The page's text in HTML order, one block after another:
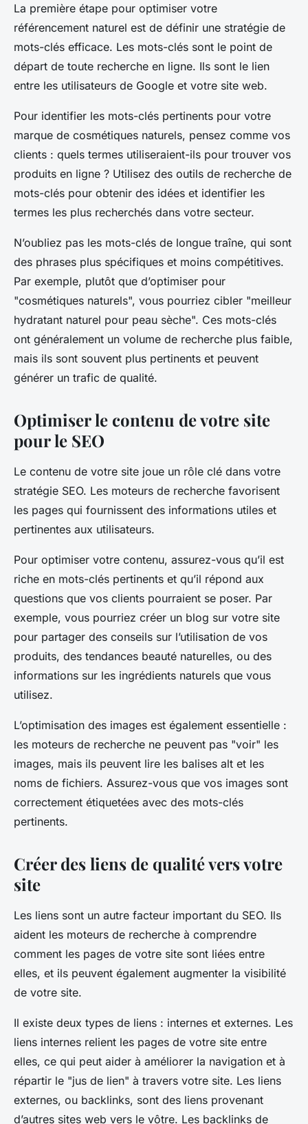
La première étape pour optimiser votre
référencement naturel est de définir une stratégie de
mots-clés efficace. Les mots-clés sont le point de
départ de toute recherche en ligne. Ils sont le lien
entre les utilisateurs de Google et votre site web.
Pour identifier les mots-clés pertinents pour votre
marque de cosmétiques naturels, pensez comme vos
clients : quels termes utiliseraient-ils pour trouver vos
produits en ligne ? Utilisez des outils de recherche de
mots-clés pour obtenir des idées et identifier les
termes les plus recherchés dans votre secteur.
N’oubliez pas les mots-clés de longue traîne, qui sont
des phrases plus spécifiques et moins compétitives.
Par exemple, plutôt que d’optimiser pour
"cosmétiques naturels", vous pourriez cibler "meilleur
hydratant naturel pour peau sèche". Ces mots-clés
ont généralement un volume de recherche plus faible,
mais ils sont souvent plus pertinents et peuvent
générer un trafic de qualité.
Optimiser le contenu de votre site
pour le SEO
Le contenu de votre site joue un rôle clé dans votre
stratégie SEO. Les moteurs de recherche favorisent
les pages qui fournissent des informations utiles et
pertinentes aux utilisateurs.
Pour optimiser votre contenu, assurez-vous qu’il est
riche en mots-clés pertinents et qu’il répond aux
questions que vos clients pourraient se poser. Par
exemple, vous pourriez créer un blog sur votre site
pour partager des conseils sur l’utilisation de vos
produits, des tendances beauté naturelles, ou des
informations sur les ingrédients naturels que vous
utilisez.
L’optimisation des images est également essentielle :
les moteurs de recherche ne peuvent pas "voir" les
images, mais ils peuvent lire les balises alt et les
noms de fichiers. Assurez-vous que vos images sont
correctement étiquetées avec des mots-clés
pertinents.
Créer des liens de qualité vers votre
site
Les liens sont un autre facteur important du SEO. Ils
aident les moteurs de recherche à comprendre
comment les pages de votre site sont liées entre
elles, et ils peuvent également augmenter la visibilité
de votre site.
Il existe deux types de liens : internes et externes. Les
liens internes relient les pages de votre site entre
elles, ce qui peut aider à améliorer la navigation et à
répartir le "jus de lien" à travers votre site. Les liens
externes, ou backlinks, sont des liens provenant
d’autres sites web vers le vôtre. Les backlinks de